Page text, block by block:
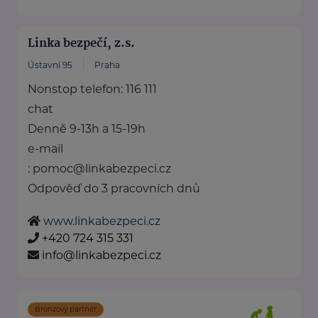
Linka bezpečí, z.s.
Ústavní 95 Praha
Nonstop telefon: 116 111
chat
Denně 9-13h a 15-19h
e-mail
: pomoc@linkabezpeci.cz
Odpověď do 3 pracovních dnů
www.linkabezpeci.cz
+420 724 315 331
info@linkabezpeci.cz
Bronzový partner